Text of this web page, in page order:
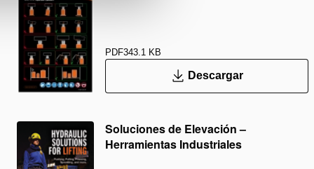
PDF343.1 KB
Descargar
Soluciones de Elevación –
Herramientas Industriales